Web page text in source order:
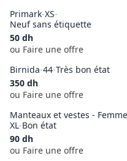
Primark-XS-
Neuf sans étiquette
50 dh
ou Faire une offre
Birnida-44-Très bon état
350 dh
ou Faire une offre
Manteaux et vestes -
XL-Bon état
90 dh
ou Faire une offre